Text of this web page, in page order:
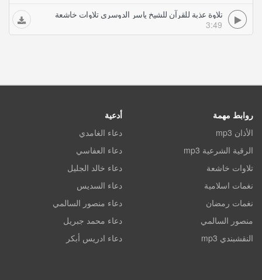
تلاوة عذبة للقرآن للشيخ ياسر الدوسري تلاوات خاشعة
3:49
روابط مهمة
الأذان mp3
الرقية الشرعية mp3
تلاوات خاشعة
نغمات اسلامية
نغمات رمضان
منصور السالمي
النقشبندي mp3
أدعية
دعاء الغامدي
دعاء العفاسي
دعاء خالد الجليل
دعاء السديس
دعاء منصور السالمي
دعاء محمد جبريل
دعاء ادريس أبكر